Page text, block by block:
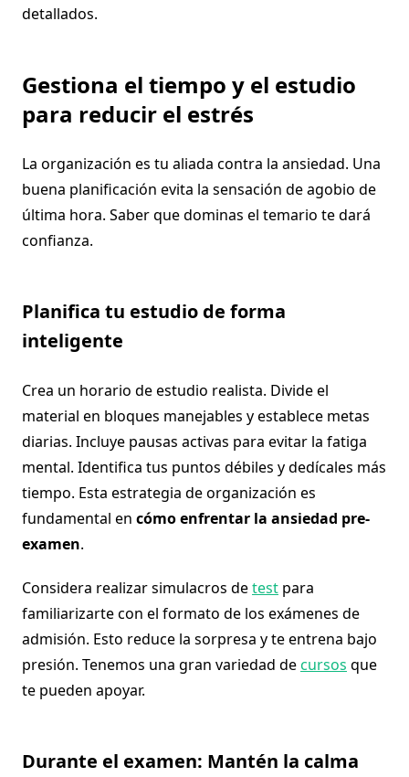
detallados.
Gestiona el tiempo y el estudio
para reducir el estrés
La organización es tu aliada contra la ansiedad. Una
buena planificación evita la sensación de agobio de
última hora. Saber que dominas el temario te dará
confianza.
Planifica tu estudio de forma
inteligente
Crea un horario de estudio realista. Divide el
material en bloques manejables y establece metas
diarias. Incluye pausas activas para evitar la fatiga
mental. Identifica tus puntos débiles y dedícales más
tiempo. Esta estrategia de organización es
fundamental en cómo enfrentar la ansiedad pre-
examen.
Considera realizar simulacros detest para
familiarizarte con el formato de los exámenes de
admisión. Esto reduce la sorpresa y te entrena bajo
presión. Tenemos una gran variedad decursos que
te pueden apoyar.
Durante el examen: Mantén la calma